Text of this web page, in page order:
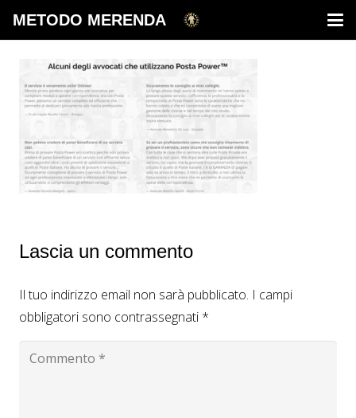
METODO MERENDA
Lascia un commento
Il tuo indirizzo email non sarà pubblicato. I campi
obbligatori sono contrassegnati *